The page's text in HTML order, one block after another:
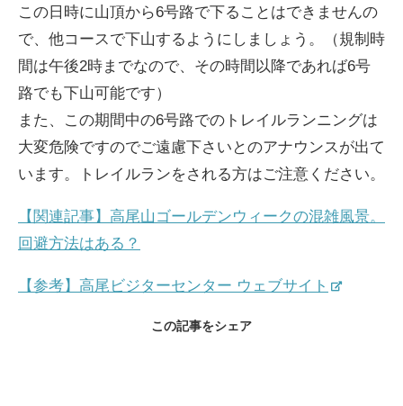
この日時に山頂から6号路で下ることはできませんの
で、他コースで下山するようにしましょう。（規制時
間は午後2時までなので、その時間以降であれば6号
路でも下山可能です）
また、この期間中の6号路でのトレイルランニングは
大変危険ですのでご遠慮下さいとのアナウンスが出て
います。トレイルランをされる方はご注意ください。
【関連記事】高尾山ゴールデンウィークの混雑風景。
回避方法はある？
【参考】高尾ビジターセンター ウェブサイト
この記事をシェア